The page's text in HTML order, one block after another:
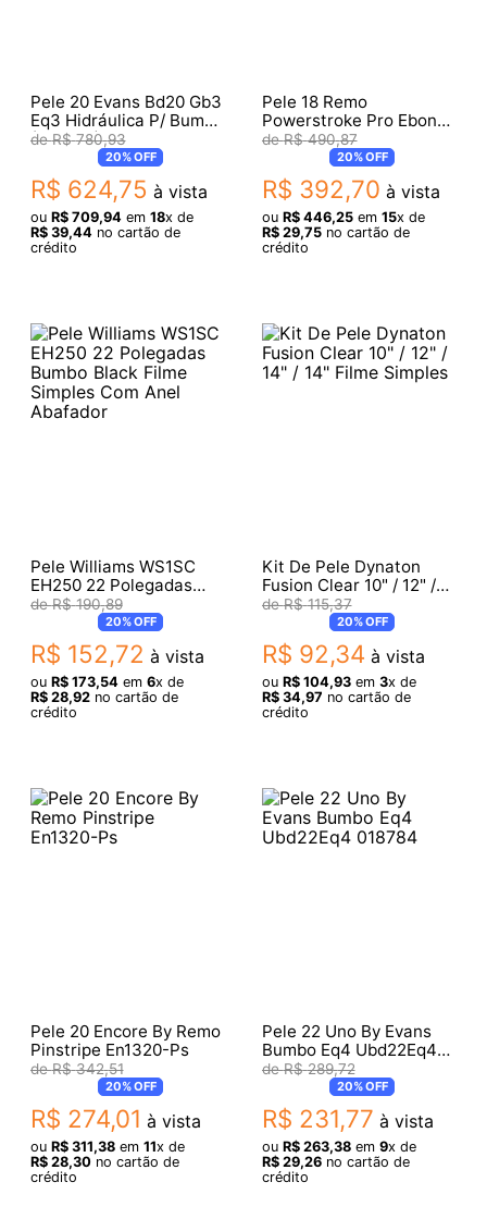
Pele 20 Evans Bd20 Gb3
Eq3 Hidráulica P/ Bumbo
(013628)
R$ 780,93
20%OFF
R$ 624,75 à vista
ou R$ 709,94em 18x de
R$ 39,44no cartão de
crédito
Pele 18 Remo
Powerstroke Pro Ebony
Pr141800 10479
R$ 490,87
20%OFF
R$ 392,70 à vista
ou R$ 446,25em 15x de
R$ 29,75no cartão de
crédito
Pele Williams WS1SC
EH250 22 Polegadas
Bumbo Black Filme
Simples Com Anel
Abafador
R$ 190,89
20%OFF
R$ 152,72 à vista
ou R$ 173,54em 6x de
R$ 28,92no cartão de
crédito
Kit De Pele Dynaton
Fusion Clear 10" / 12" /
14" / 14" Filme Simples
R$ 115,37
20%OFF
R$ 92,34 à vista
ou R$ 104,93em 3x de
R$ 34,97 no cartão de
crédito
Pele 20 Encore By Remo
Pinstripe En1320-Ps
R$ 342,51
20%OFF
R$ 274,01 à vista
ou R$ 311,38em 11x de
R$ 28,30no cartão de
crédito
Pele 22 Uno By Evans
Bumbo Eq4 Ubd22Eq4
018784
R$ 289,72
20%OFF
R$ 231,77 à vista
ou R$ 263,38em 9x de
R$ 29,26no cartão de
crédito